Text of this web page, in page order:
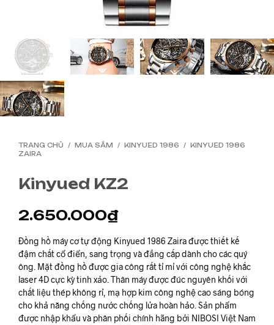
TRANG CHỦ / MUA SẮM / KINYUED 1986 /
KINYUED 1986
ZAIRA
Kinyued KZ2
2.650.000₫
Đồng hồ máy cơ tự động Kinyued 1986 Zaira được thiết kế
đậm chất cổ điển, sang trọng và đẳng cấp dành cho các quý
ông. Mặt đồng hồ được gia công rất tỉ mỉ với công nghệ khắc
laser 4D cực kỳ tinh xảo. Thân máy được đúc nguyên khối với
chất liệu thép không rỉ, mạ hợp kim công nghệ cao sáng bóng
cho khả năng chống nước chống lửa hoàn hảo. Sản phẩm
được nhập khẩu và phân phối chính hãng bởi NIBOSI Việt Nam